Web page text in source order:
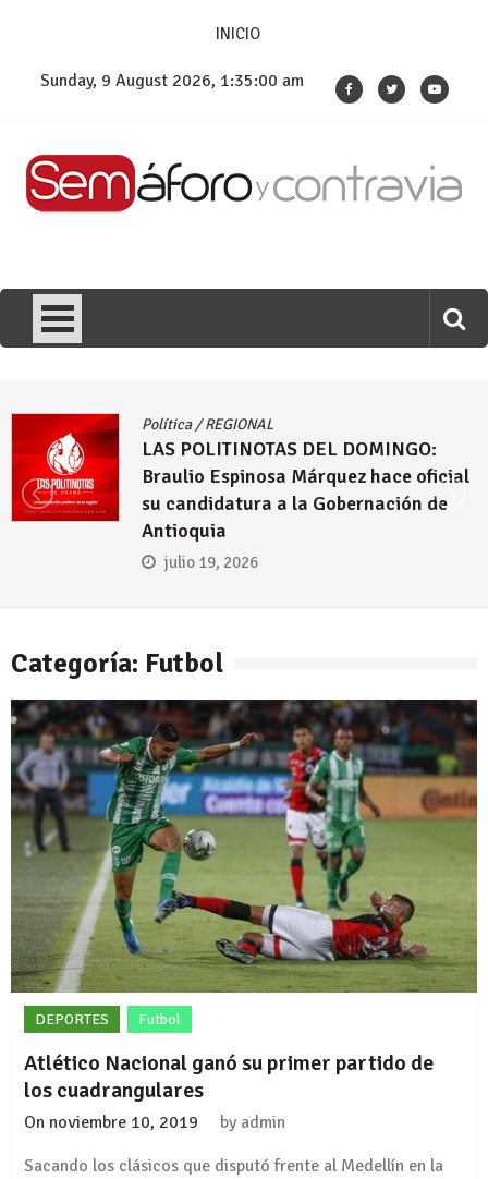
INICIO
Sunday, 9 August 2026, 1:35:00 am
Política/REGIONAL
LAS POLITINOTAS DEL DOMINGO:
Braulio Espinosa Márquez hace oficial
su candidatura a la Gobernación de
Antioquia
julio 19, 2026
Categoría: Futbol
DEPORTES Futbol
Atlético Nacional ganó su primer partido de
los cuadrangulares
On noviembre 10, 2019 by admin
Sacando los clásicos que disputó frente al Medellín en la